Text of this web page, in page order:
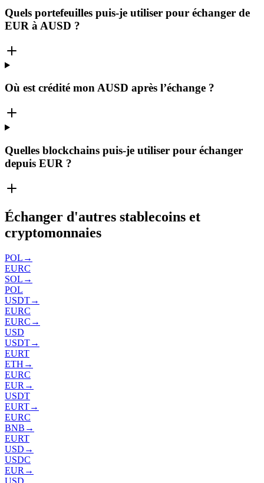
Quels portefeuilles puis-je utiliser pour échanger de
EUR à AUSD ?
Où est crédité mon AUSD après l’échange ?
Quelles blockchains puis-je utiliser pour échanger
depuis EUR ?
Échanger d'autres stablecoins et
cryptomonnaies
POL →
EURC
SOL →
POL
USDT→
EURC
EURC →
USD
USDT→
EURT
ETH →
EURC
EUR →
USDT
EURT→
EURC
BNB →
EURT
USD →
USDC
EUR →